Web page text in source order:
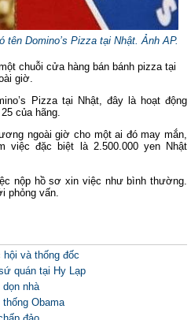
Domino’s Pizza tại Nhật. Ảnh AP.
chuỗi cửa hàng bán bánh pizza tại
giờ.
Pizza tại Nhật, đây là hoạt động
của hãng.
ngoài giờ cho một ai đó may mắn,
đặc biệt là 2.500.000 yen Nhật
nộp hồ sơ xin việc như bình thường.
phỏng vấn.
và thống đốc
quán tại Hy Lạp
nhà
Obama